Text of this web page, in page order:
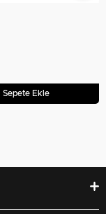
Sepete Ekle